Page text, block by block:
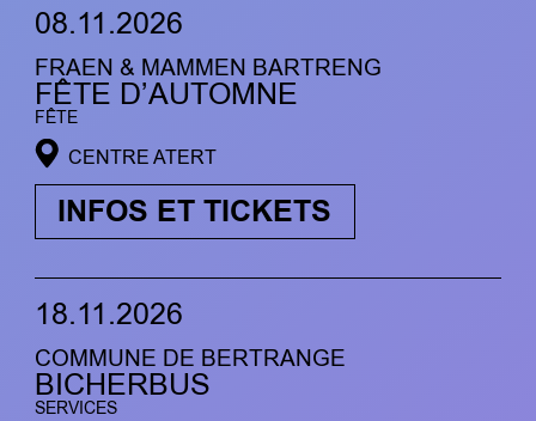
08.11.2026
FRAEN & MAMMEN BARTRENG
FÊTE D’AUTOMNE
FÊTE
CENTRE ATERT
INFOS ET TICKETS
18.11.2026
COMMUNE DE BERTRANGE
BICHERBUS
SERVICES